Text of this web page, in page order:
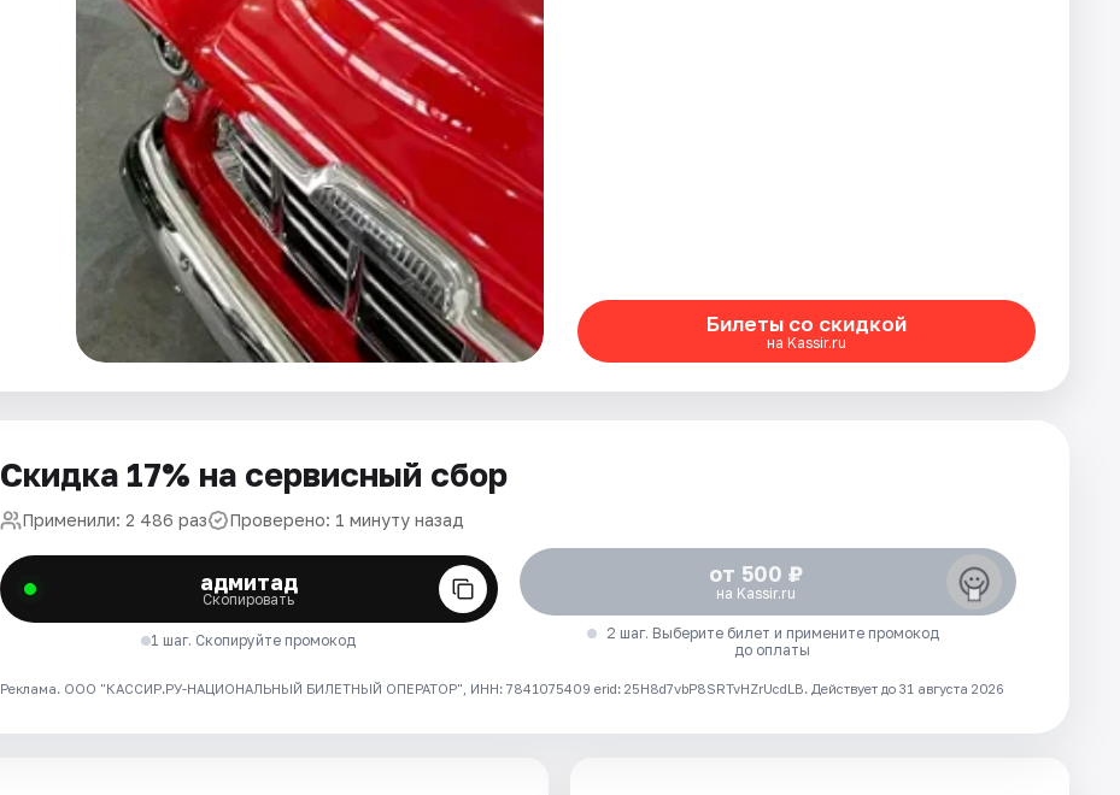
Билеты со скидкой
на Kassir.ru
Скидка 17% на сервисный сбор
Применили: 2 486 раз Проверено: 1 минуту назад
адмитад
Скопировать
1 шаг. Скопируйте промокод
от 500 ₽
на Kassir.ru
2 шаг. Выберите билет и примените промокод
до оплаты
Реклама. ООО "КАССИР.РУ-НАЦИОНАЛЬНЫЙ БИЛЕТНЫЙ ОПЕРАТОР", ИНН: 7841075409 erid: 25H8d7vbP8SRTvHZrUcdLB. Действует до 31 августа 2026